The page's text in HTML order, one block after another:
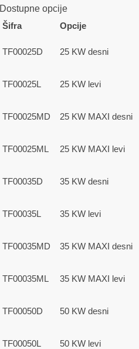
Dostupne opcije
Šifra
Opcije
TF00025D 25 KW desni
TF00025L 25 KW levi
TF00025MD 25 KW MAXI desni
TF00025ML 25 KW MAXI levi
TF00035D 35 KW desni
TF00035L 35 KW levi
TF00035MD 35 KW MAXI desni
TF00035ML 35 KW MAXI levi
TF00050D 50 KW desni
TF00050L 50 KW levi